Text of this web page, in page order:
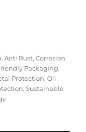
กระดาษป้องกันสนิมอัจฉ
,Anti Rust,Corrosion
Packaging,
Protection,Oil
,Sustainable